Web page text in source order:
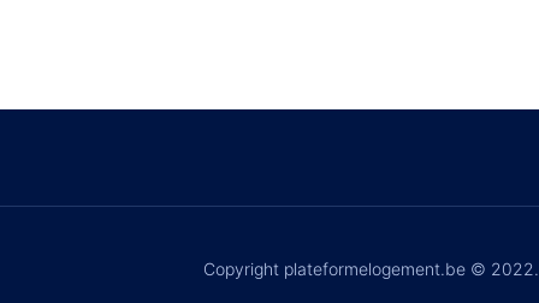
Copyright plateformelogement.be © 2022.